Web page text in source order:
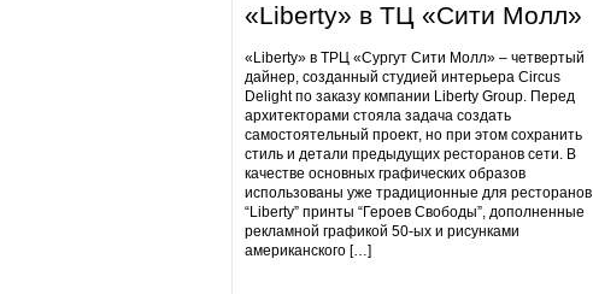
«Liberty» в ТЦ «Сити Молл»
«Liberty» в ТРЦ «Сургут Сити Молл» – четвертый
дайнер, созданный студией интерьера Circus
Delight по заказу компании Liberty Group. Перед
архитекторами стояла задача создать
самостоятельный проект, но при этом сохранить
стиль и детали предыдущих ресторанов сети. В
качестве основных графических образов
использованы уже традиционные для ресторанов
“Liberty” принты “Героев Свободы”, дополненные
рекламной графикой 50-ых и рисунками
американского […]